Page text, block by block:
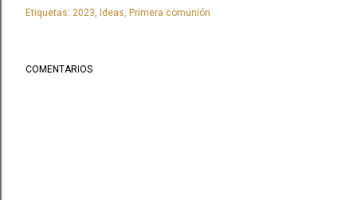
Etiquetas: 2023 Ideas Primera comunión
COMENTARIOS